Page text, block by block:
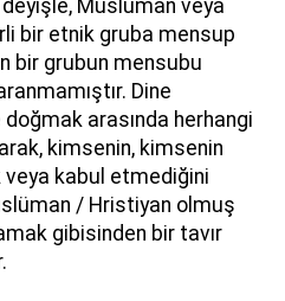
Müslüman veya
bir etnik gruba mensup
bir grubun mensubu
Dine
arasında herhangi
kimsenin, kimsenin
veya kabul etmediğini
/ Hristiyan olmuş
gibisinden bir tavır